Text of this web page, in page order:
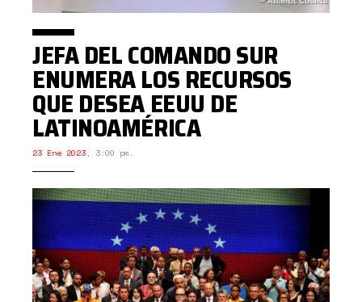
JEFA DEL COMANDO SUR
ENUMERA LOS RECURSOS
QUE DESEA EEUU DE
LATINOAMÉRICA
23 Ene 2023, 3:00 pm.